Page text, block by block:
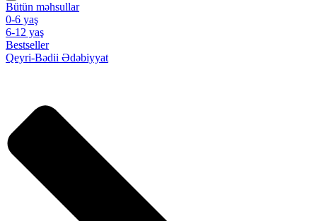
Bütün məhsullar
0-6 yaş
6-12 yaş
Bestseller
Qeyri-Bədii Ədəbiyyat